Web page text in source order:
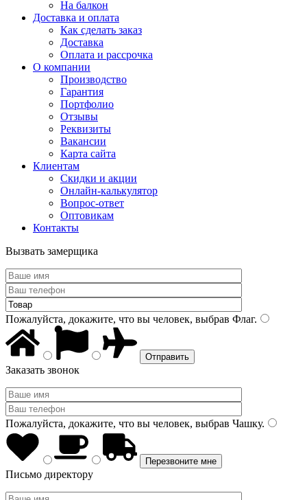
На балкон
Доставка и оплата
Как сделать заказ
Доставка
Оплата и рассрочка
О компании
Производство
Гарантия
Портфолио
Отзывы
Реквизиты
Вакансии
Карта сайта
Клиентам
Скидки и акции
Онлайн-калькулятор
Вопрос-ответ
Оптовикам
Контакты
Вызвать замерщика
Пожалуйста, докажите, что вы человек, выбрав Флаг.
Заказать звонок
Пожалуйста, докажите, что вы человек, выбрав Чашку.
Письмо директору